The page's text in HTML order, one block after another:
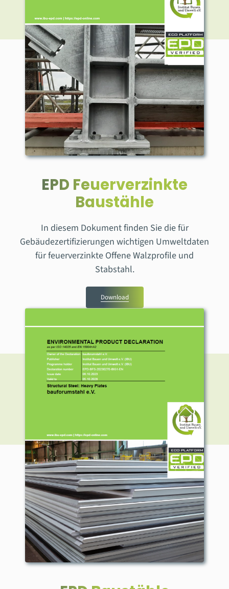
EPD Feuerverzinkte
Baustähle
In diesem Dokument finden Sie die für
Gebäudezertifizierungen wichtigen Umweltdaten
für feuerverzinkte Offene Walzprofile und
Stabstahl.
Download